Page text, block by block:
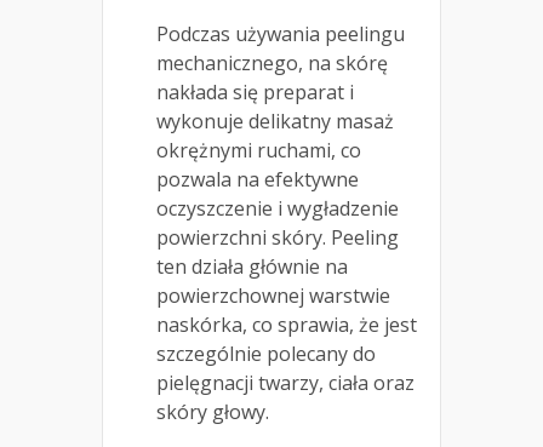
Podczas używania peelingu
mechanicznego, na skórę
nakłada się preparat i
wykonuje delikatny masaż
okrężnymi ruchami, co
pozwala na efektywne
oczyszczenie i wygładzenie
powierzchni skóry. Peeling
ten działa głównie na
powierzchownej warstwie
naskórka, co sprawia, że jest
szczególnie polecany do
pielęgnacji twarzy, ciała oraz
skóry głowy.